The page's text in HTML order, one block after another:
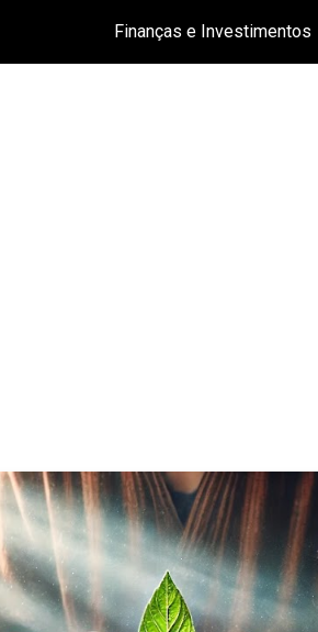
Finanças e Investimentos